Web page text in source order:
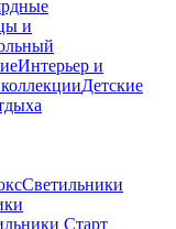
и
Интерьер и
Детские
Светильники
Старт